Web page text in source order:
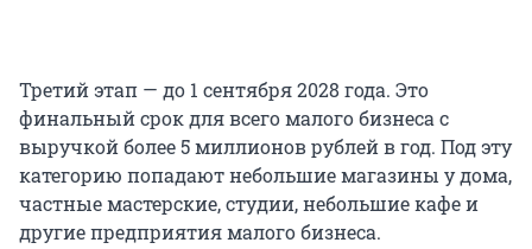
Третий этап — до 1 сентября 2028 года. Это
финальный срок для всего малого бизнеса с
выручкой более 5 миллионов рублей в год. Под эту
категорию попадают небольшие магазины у дома,
частные мастерские, студии, небольшие кафе и
другие предприятия малого бизнеса.